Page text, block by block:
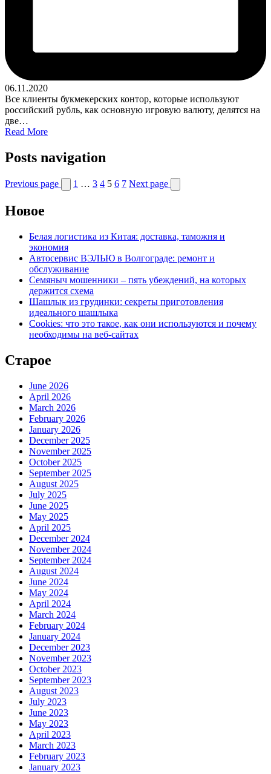
06.11.2020
Все клиенты букмекерских контор, которые используют
российский рубль, как основную игровую валюту, делятся на
две…
Read More
Posts navigation
Previous page 1 … 3 4 5 6 7 Next page
Новое
Белая логистика из Китая: доставка, таможня и
экономия
Автосервис ВЭЛЬЮ в Волгограде: ремонт и
обслуживание
Семяныч мошенники – пять убеждений, на которых
держится схема
Шашлык из грудинки: секреты приготовления
идеального шашлыка
Cookies: что это такое, как они используются и почему
необходимы на веб-сайтах
Старое
June 2026
April 2026
March 2026
February 2026
January 2026
December 2025
November 2025
October 2025
September 2025
August 2025
July 2025
June 2025
May 2025
April 2025
December 2024
November 2024
September 2024
August 2024
June 2024
May 2024
April 2024
March 2024
February 2024
January 2024
December 2023
November 2023
October 2023
September 2023
August 2023
July 2023
June 2023
May 2023
April 2023
March 2023
February 2023
January 2023